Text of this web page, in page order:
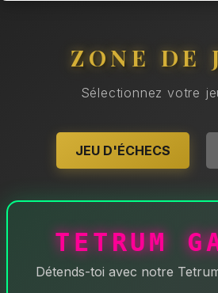
ZONE DE
Sélectionnez votre
JEU D'ÉCHECS
TETRUM
Détends-toi avec notre